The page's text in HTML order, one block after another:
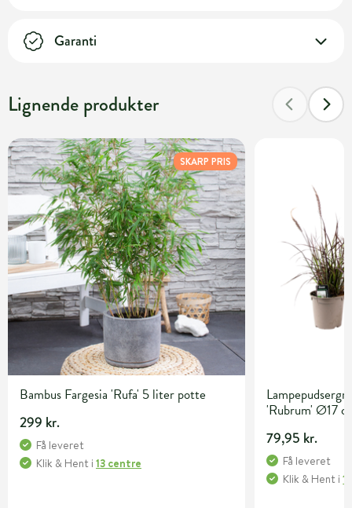
Garanti
Lignende produkter
SKARP PRIS
Bambus Fargesia 'Rufa' 5 liter potte
299 kr.
Få leveret
Klik & Hent i 13 centre
'Rubrum' Ø17
79,95 kr.
Få leveret
Klik & Hent i